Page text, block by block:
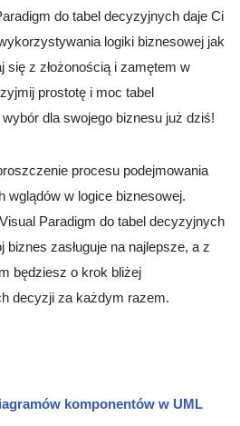
do tabel decyzyjnych daje Ci
logiki biznesowej jak
się z złożonością i zamętem w
prostotę i moc tabel
dla swojego biznesu już dziś!
procesu podejmowania
wglądów w logice biznesowej.
Paradigm do tabel decyzyjnych
zasługuje na najlepsze, a z
będziesz o krok bliżej
decyzji za każdym razem.
komponentów w UML